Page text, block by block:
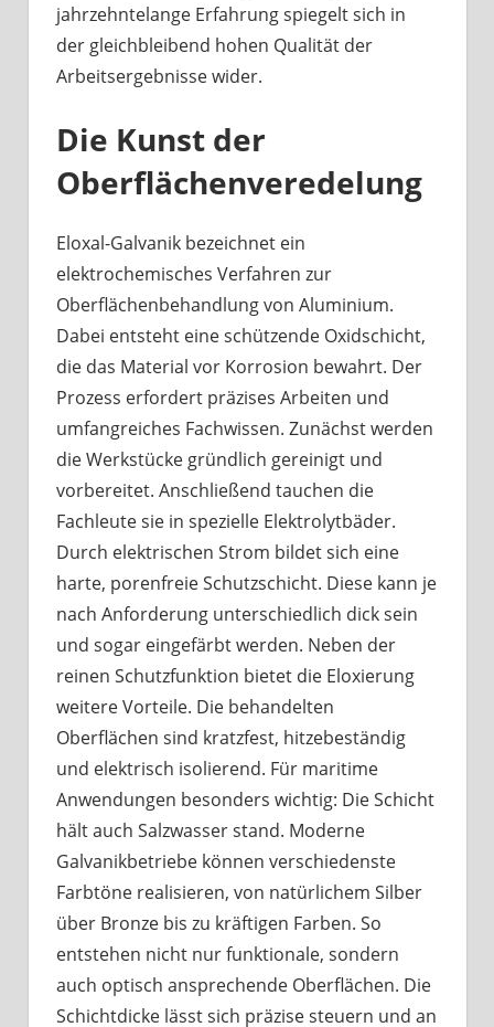
jahrzehntelange Erfahrung spiegelt sich in
der gleichbleibend hohen Qualität der
Arbeitsergebnisse wider.
Die Kunst der
Oberflächenveredelung
Eloxal-Galvanik bezeichnet ein
elektrochemisches Verfahren zur
Oberflächenbehandlung von Aluminium.
Dabei entsteht eine schützende Oxidschicht,
die das Material vor Korrosion bewahrt. Der
Prozess erfordert präzises Arbeiten und
umfangreiches Fachwissen. Zunächst werden
die Werkstücke gründlich gereinigt und
vorbereitet. Anschließend tauchen die
Fachleute sie in spezielle Elektrolytbäder.
Durch elektrischen Strom bildet sich eine
harte, porenfreie Schutzschicht. Diese kann je
nach Anforderung unterschiedlich dick sein
und sogar eingefärbt werden. Neben der
reinen Schutzfunktion bietet die Eloxierung
weitere Vorteile. Die behandelten
Oberflächen sind kratzfest, hitzebeständig
und elektrisch isolierend. Für maritime
Anwendungen besonders wichtig: Die Schicht
hält auch Salzwasser stand. Moderne
Galvanikbetriebe können verschiedenste
Farbtöne realisieren, von natürlichem Silber
über Bronze bis zu kräftigen Farben. So
entstehen nicht nur funktionale, sondern
auch optisch ansprechende Oberflächen. Die
Schichtdicke lässt sich präzise steuern und an